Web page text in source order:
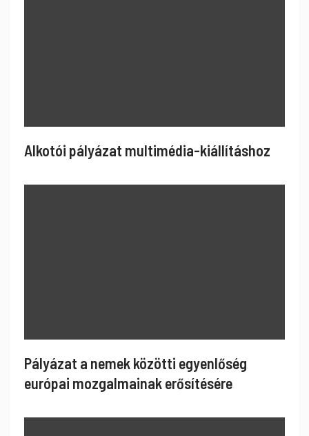
Alkotói pályázat multimédia-kiállításhoz
Pályázat a nemek közötti egyenlőség
európai mozgalmainak erősítésére